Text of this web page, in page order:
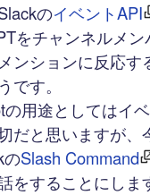
のイベントAPI
をチャンネルメン
ンションに反応す
です。
用途としてはイ
だと思いますが、
のSlash Command
をすることにしま